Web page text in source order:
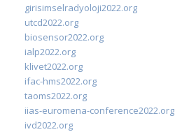
girisimselradyoloji2022.org
utcd2022.org
biosensor2022.org
ialp2022.org
klivet2022.org
ifac-hms2022.org
taoms2022.org
iias-euromena-conference2022.org
ivd2022.org